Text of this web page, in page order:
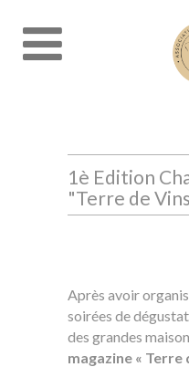
1è Edition
"Terre de
Après avoir
soirées de
des grandes
magazine « Terre